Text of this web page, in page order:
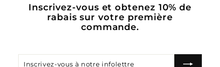
Inscrivez-vous et obtenez 10% de
rabais sur votre première
commande.